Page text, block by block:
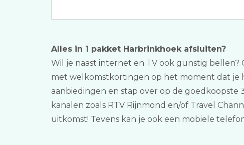
Alles in 1 pakket Harbrinkhoek afsluiten?
Wil je naast internet en TV ook gunstig
met welkomstkortingen op het moment dat je
aanbiedingen en stap over op de goedkoopste
kanalen zoals RTV Rijnmond en/of Travel
uitkomst! Tevens kan je ook een mobiele